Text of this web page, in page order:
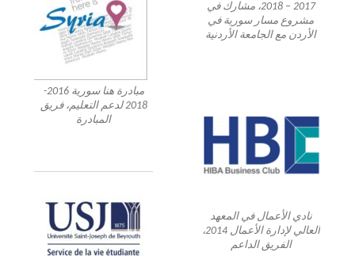
2017 – 2018، مشارك في
مشروع مسار سورية في
الأردن مع الجامعة الأردنية
مبادرة هنا سورية 2016-
2018 لدعم التعليم، فريق
المبادرة
نادي الأعمال في المعهد
العالي لإدارة الأعمال 2014،
الفريق الداعم